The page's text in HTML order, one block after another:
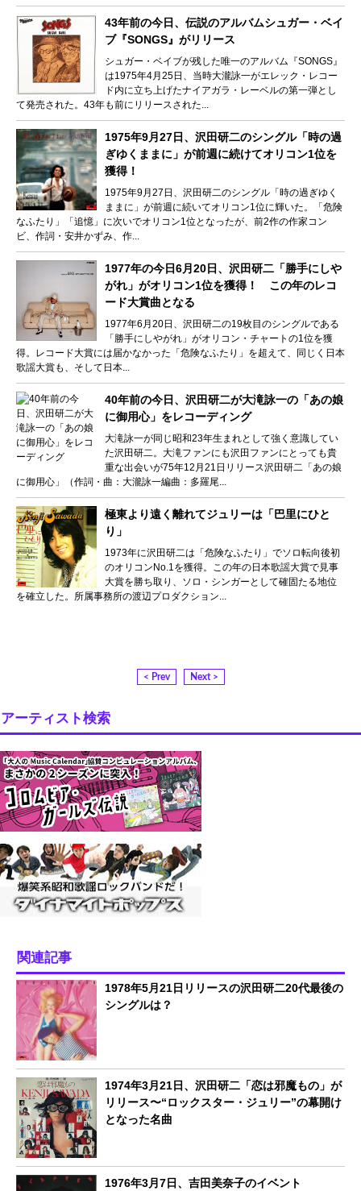
43年前の今日、伝説のアルバムシュガー・ベイ
ブ『SONGS』がリリース
シュガー・ベイブが残した唯一のアルバム『SONGS』
は1975年4月25日、当時大瀧詠一がエレック・レコー
ド内に立ち上げたナイアガラ・レーベルの第一弾とし
て発売された。43年も前にリリースされた...
1975年9月27日、沢田研二のシングル「時の過
ぎゆくままに」が前週に続けてオリコン1位を
獲得！
1975年9月27日、沢田研二のシングル「時の過ぎゆく
ままに」が前週に続いてオリコン1位に輝いた。「危険
なふたり」「追憶」に次いでオリコン1位となったが、前2作の作家コン
ビ、作詞・安井かずみ、作...
1977年の今日6月20日、沢田研二「勝手にしや
がれ」がオリコン1位を獲得！ この年のレコ
ード大賞曲となる
1977年6月20日、沢田研二の19枚目のシングルである
「勝手にしやがれ」がオリコン・チャートの1位を獲
得。レコード大賞には届かなかった「危険なふたり」を超えて、同じく日本
歌謡大賞も、そして日本...
40年前の今日、沢田研二が大滝詠一の「あの娘
に御用心」をレコーディング
大滝詠一が同じ昭和23年生まれとして強く意識してい
た沢田研二。大滝ファンにも沢田ファンにとっても貴
重な出会いが75年12月21日リリース沢田研二「あの娘
に御用心」（作詞・曲：大瀧詠一編曲：多羅尾...
極東より遠く離れてジュリーは「巴里にひと
り」
1973年に沢田研二は「危険なふたり」でソロ転向後初
のオリコンNo.1を獲得。この年の日本歌謡大賞で見事
大賞を勝ち取り、ソロ・シンガーとして確固たる地位
を確立した。所属事務所の渡辺プロダクション...
< Prev Next >
アーティスト検索
関連記事
1978年5月21日リリースの沢田研二20代最後の
シングルは？
1974年3月21日、沢田研二「恋は邪魔もの」が
リリース〜“ロックスター・ジュリー”の幕開け
となった名曲
1976年3月7日、吉田美奈子のイベント